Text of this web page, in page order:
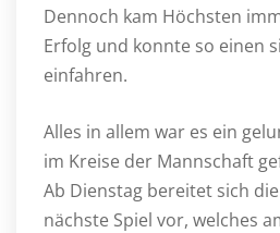
Dennoch kam Höchsten
Erfolg und konnte so einen
einfahren.
Alles in allem war es ein
im Kreise der Mannschaft
Ab Dienstag bereitet sich
nächste Spiel vor, welches